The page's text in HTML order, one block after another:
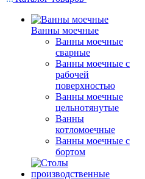
Ванны моечные
Ванны моечные
сварные
Ванны моечные с
рабочей
поверхностью
Ванны моечные
цельнотянутые
Ванны
котломоечные
Ванны моечные с
бортом